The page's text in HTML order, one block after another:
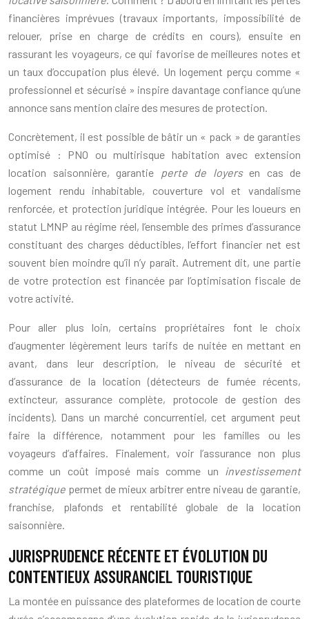
financières imprévues (travaux importants, impossibilité de
relouer, prise en charge de crédits en cours), ensuite en
rassurant les voyageurs, ce qui favorise de meilleures notes et
un taux d’occupation plus élevé. Un logement perçu comme «
professionnel et sécurisé » inspire davantage confiance qu’une
annonce sans mention claire des mesures de protection.
Concrètement, il est possible de bâtir un « pack » de garanties
optimisé : PNO ou multirisque habitation avec extension
location saisonnière, garantie perte de loyersen cas de
logement rendu inhabitable, couverture vol et vandalisme
renforcée, et protection juridique intégrée. Pour les loueurs en
statut LMNP au régime réel, l’ensemble des primes d’assurance
constituant des charges déductibles, l’effort financier net est
souvent bien moindre qu’il n’y paraît. Autrement dit, une partie
de votre protection est financée par l’optimisation fiscale de
votre activité.
Pour aller plus loin, certains propriétaires font le choix
d’augmenter légèrement leurs tarifs de nuitée en mettant en
avant, dans leur description, le niveau de sécurité et
d’assurance de la location (détecteurs de fumée récents,
extincteur, assurance complète, protocole de gestion des
incidents). Dans un marché concurrentiel, cet argument peut
faire la différence, notamment pour les familles ou les
voyageurs d’affaires. Finalement, voir l’assurance non plus
comme un coût imposé mais comme un investissement
stratégique permet de mieux arbitrer entre niveau de garantie,
franchise, plafonds et rentabilité globale de la location
saisonnière.
JURISPRUDENCE RÉCENTE ET ÉVOLUTION DU
CONTENTIEUX ASSURANCIEL TOURISTIQUE
La montée en puissance des plateformes de location de courte